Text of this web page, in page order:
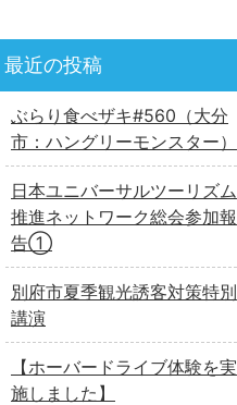
最近の投稿
ぶらり食べザキ#560（大分
市：ハングリーモンスター）
日本ユニバーサルツーリズム
推進ネットワーク総会参加報
告①
別府市夏季観光誘客対策特別
講演
【ホーバードライブ体験を実
施しました】